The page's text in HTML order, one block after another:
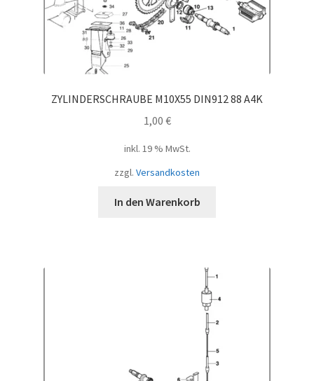
ZYLINDERSCHRAUBE M10X55 DIN912 88 A4K
1,00 €
inkl. 19 % MwSt.
zzgl. Versandkosten
In den Warenkorb